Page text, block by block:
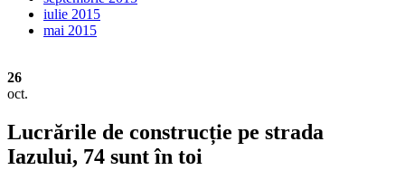
iulie 2015
mai 2015
26
oct.
Lucrările de construcție pe strada
Iazului, 74 sunt în toi